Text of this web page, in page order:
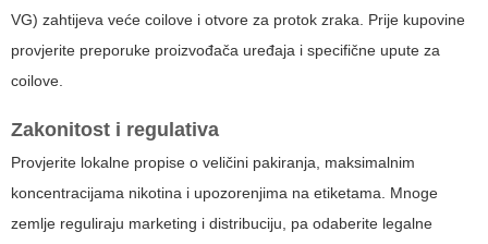
VG) zahtijeva veće coilove i otvore za protok zraka. Prije kupovine
provjerite preporuke proizvođača uređaja i specifične upute za
coilove.
Zakonitost i regulativa
Provjerite lokalne propise o veličini pakiranja, maksimalnim
koncentracijama nikotina i upozorenjima na etiketama. Mnoge
zemlje reguliraju marketing i distribuciju, pa odaberite legalne